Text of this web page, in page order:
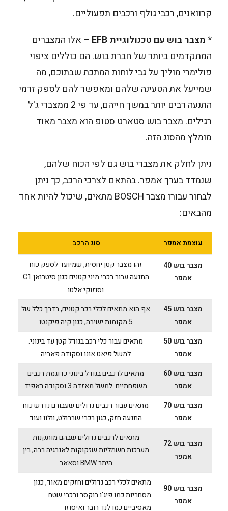
קרוואנים, רכבי גולף ורכבים תפעוליים.
* מצבר בוש עם טכנולוגייתEFB – אלו המצברים
המתקדמים ביותר של חברת בוש. הם כוללים ציפוי
פולימרי מוליך על גבי לוחות המתכת שבתוכם, מה
שמייעל את הטעינה שלהם ומאפשר להם לספק זרמי
התנעה רבים יותר במשך חייהם, עד פי 2 ממצברי ג'ל
רגילים. מצבר בוש סטארט סטופ הוא מצבר מאוד
מומלץ מהסוג הזה.
ניתן לחלק את מצברי בוש גם לפי הכוח שלהם,
שנמדד בערך אמפר. בהתאם לצרכי הרכב, כך ניתן
לבחור עבורו מצבר BOSCH מתאים, שיכול להיות אחד
מהבאים:
עוצמת אמפר סוג הרכב
מצבר בוש 40
אמפר
זהו מצבר קטן יחסית, שמיועד לספק כוח
התנעה עבור רכבי מיני קטנים כגון סיטרואן C1
וסוזוקי אלטו
מצבר בוש 45
אמפר
אף הוא מתאים לכלי רכב קטנים, בדרך כלל של
5 מקומות ישיבה, כגון קיה פיקנטו
מצבר בוש 50
אמפר
מתאים עבור כלי רכב בגודל קטן עד בינוני.
למשל פיאט אונו וסקודה פאביה
מצבר בוש 60
אמפר
מתאים לרכבים בגודל בינוני כדוגמת רכבים
משפחתיים. למשל מאזדה 3 וסקודה ראפיד
מצבר בוש 70
אמפר
מתאים עבור רכבים גדולים שעבורם נדרש כוח
התנעה חזק, כגון רכבי שברולט, וולוו ועוד
מצבר בוש 72
אמפר
מתאים לרכבים גדולים שבהם מותקנות
מערכות חשמליות שזקוקות לאנרגיה רבה, בין
היתר BMW וסאאב
מצבר בוש 90
אמפר
מתאים לכלי רכב גדולים וחזקים מאוד, כגון
מסחריות כמו פיג'ו בוקסר ורכבי שטח
מאסיביים כמו לנד רובר ואיסוזו